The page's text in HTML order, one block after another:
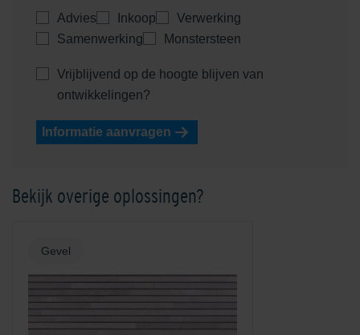
Advies Inkoop
Verwerking
Samenwerking
Monstersteen
Vrijblijvend op de hoogte blijven van
ontwikkelingen?
Informatie aanvragen
Bekijk overige oplossingen?
Gevel